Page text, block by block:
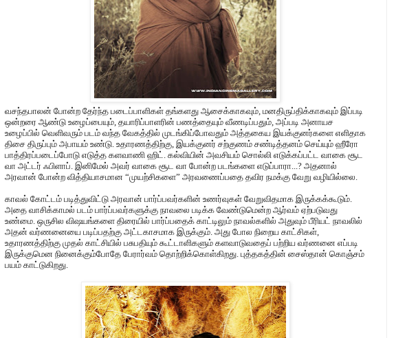
வசந்தபாலன் போன்ற தேர்ந்த படைப்பாளிகள் தங்களது ஆசைக்காகவும், மனதிருப்திக்காகவும் இப்படி
ஒன்றரை ஆண்டு உழைப்பையும், தயாரிப்பாளரின் பணத்தையும் வீணடிப்பதும், அப்படி அனாயச
உழைப்பில் வெளிவரும் படம் வந்த வேகத்தில் முடங்கிப்போவதும் அத்தகைய இயக்குனர்களை எளிதாக
திசை திருப்பும் அபாயம் உண்டு. உதாரணத்திற்கு, இயக்குனர் சற்குணம் சண்டித்தனம் செய்யும் ஹீரோ
பாத்திரப்படைப்போடு எடுத்த களவாணி ஹிட். கல்வியின் அவசியம் சொல்லி எடுக்கப்பட்ட வாகை சூட
வா அட்டர் ஃபிளாப். இனிமேல் அவர் வாகை சூட வா போன்ற படங்களை எடுப்பாரா...? அதனால்
அரவான் போன்ற வித்தியாசமான “முயற்சிகளை” அரவணைப்பதை தவிர நமக்கு வேறு வழியில்லை.
காவல் கோட்டம் படித்துவிட்டு அரவான் பார்ப்பவர்களின் உணர்வுகள் வேறுவிதமாக இருக்கக்கூடும்.
அதை வாசிக்காமல் படம் பார்ப்பவர்களுக்கு நாவலை படிக்க வேண்டுமென்ற ஆர்வம் ஏற்படுவது
உண்மை. ஒருசில விஷயங்களை திரையில் பார்ப்பதைக் காட்டிலும் நாவல்களில் அதுவும் பீரியட் நாவலில்
அதன் வர்ணனையை படிப்பதற்கு அட்டகாசமாக இருக்கும். அது போல நிறைய காட்சிகள்,
உதாரணத்திற்கு முதல் காட்சியில் பசுபதியும் கூட்டாளிகளும் களவாடுவதைப் பற்றிய வர்ணனை எப்படி
இருக்குமென நினைக்கும்போதே பேரார்வம் தொற்றிக்கொள்கிறது. புத்தகத்தின் சைஸ்தான் கொஞ்சம்
பயம் காட்டுகிறது.